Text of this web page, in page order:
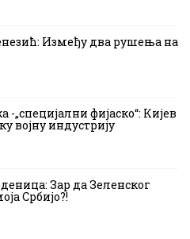
Између два рушења на
-„специјални фијаско“: Кијев
војну индустрију
Зар да Зеленског
Србијо?!